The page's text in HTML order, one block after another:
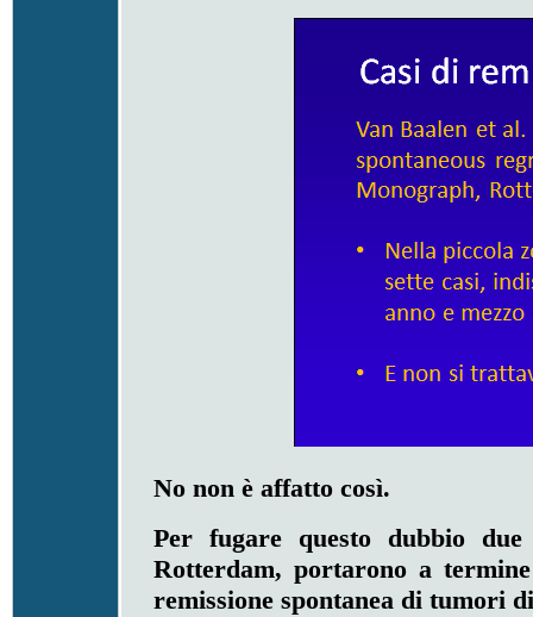
No non è affatto così.
Per fugare questo dubbio
Rotterdam, portarono a
remissione spontanea di tumori